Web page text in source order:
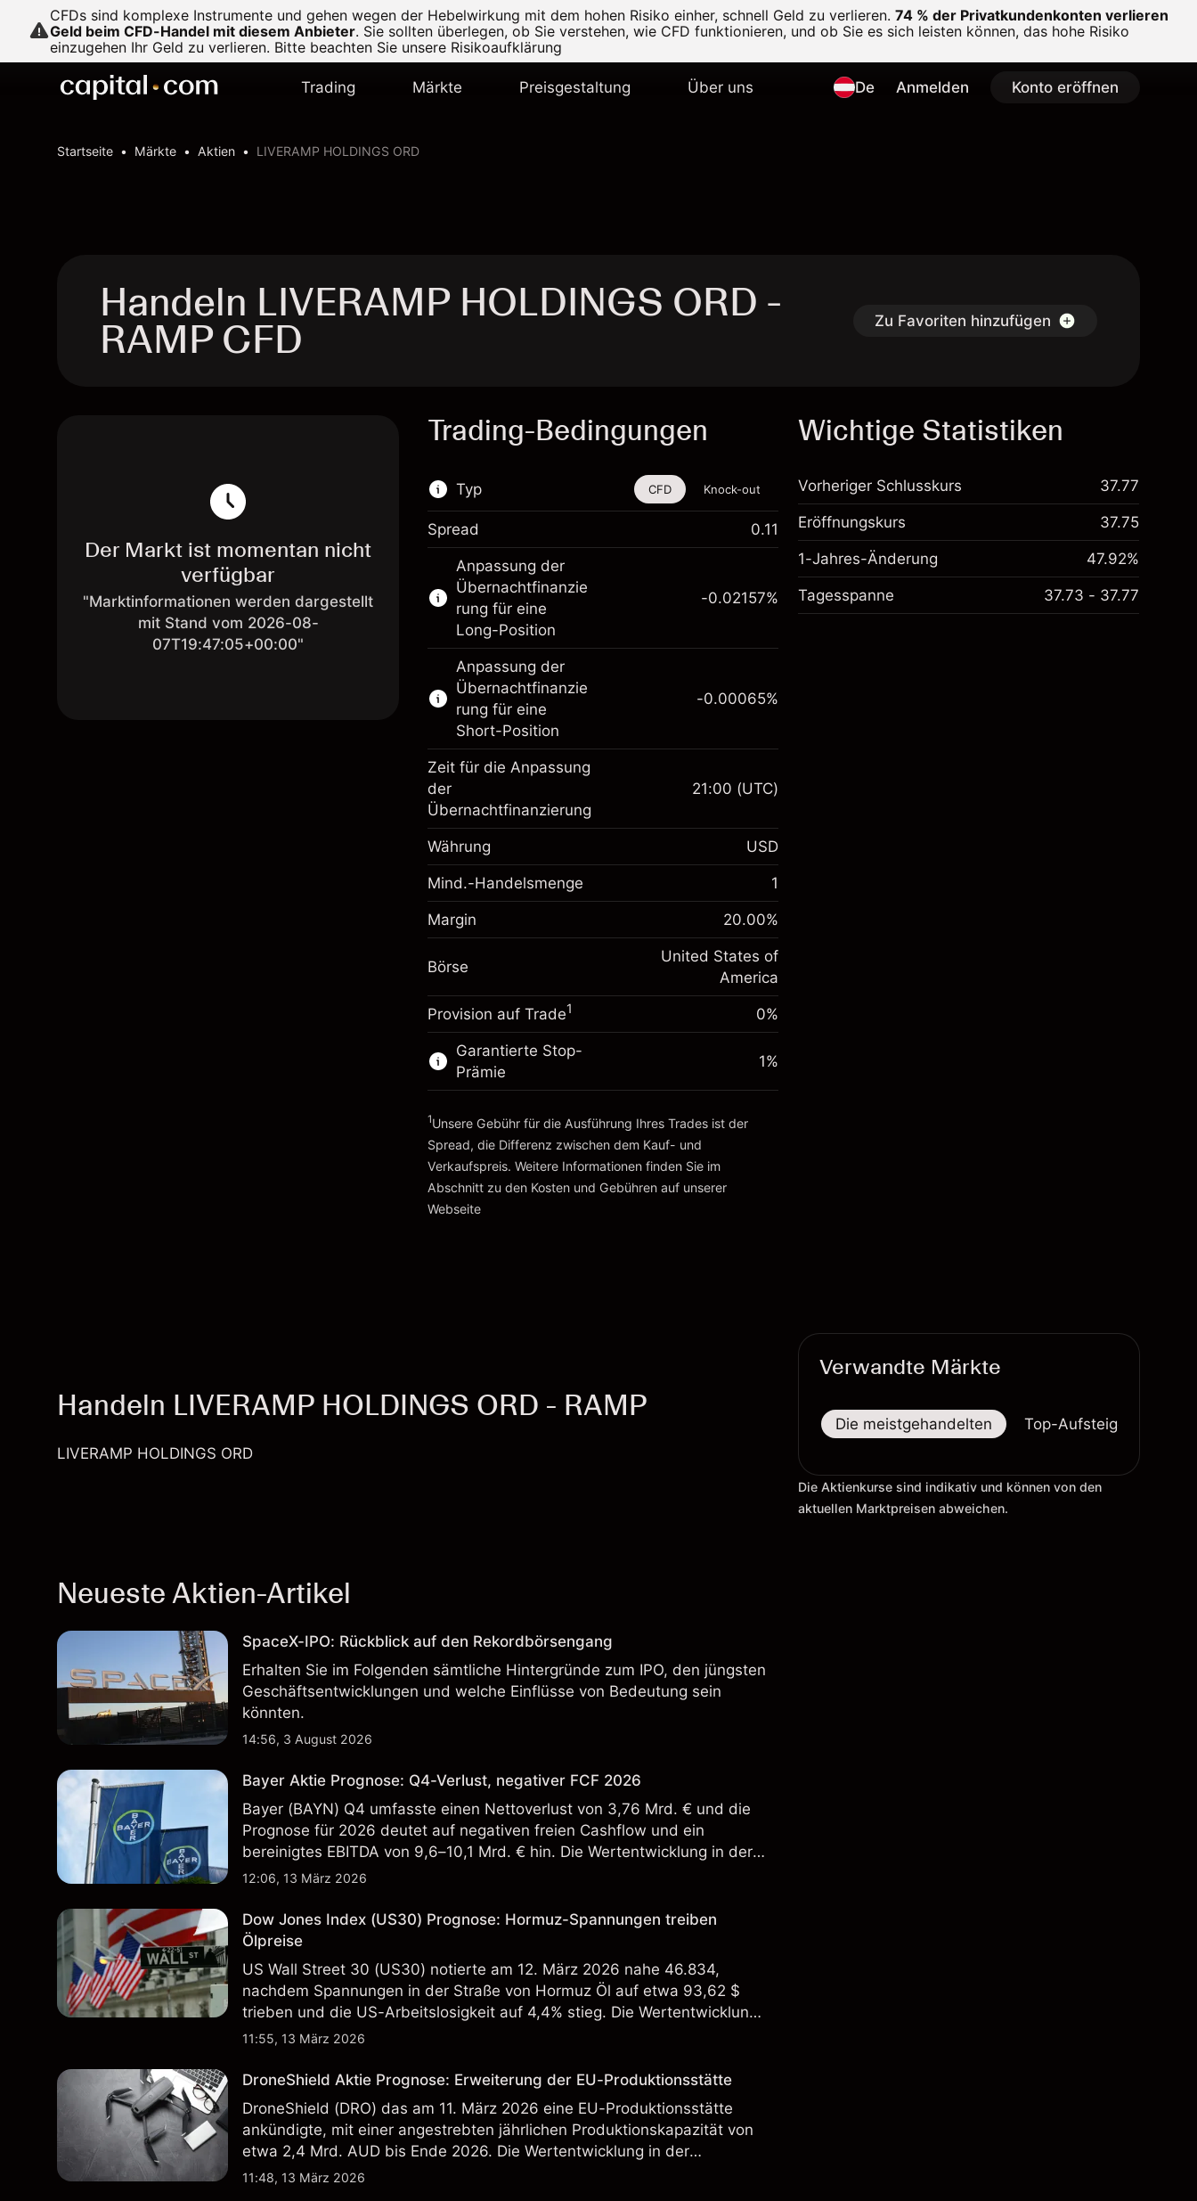
CFDs sind komplexe Instrumente und gehen wegen der Hebelwirkung mit dem hohen Risiko einher, schnell Geld zu verlieren. 74 % der Privatkundenkonten verlieren
Geld beim CFD-Handel mit diesem Anbieter. Sie sollten überlegen, ob Sie verstehen, wie CFD funktionieren, und ob Sie es sich leisten können, das hohe Risiko
einzugehen Ihr Geld zu verlieren. Bitte beachten Sie unsere Risikoaufklärung
Trading Märkte Preisgestaltung Über uns De Anmelden Konto eröffnen
Startseite Märkte Aktien LIVERAMP HOLDINGS ORD
Handeln LIVERAMP HOLDINGS ORD -
RAMP CFD Zu Favoriten hinzufügen
Der Markt ist momentan nicht
verfügbar
"Marktinformationen werden dargestellt
mit Stand vom 2026-08-
07T19:47:05+00:00"
Trading-Bedingungen
Typ
Dieses Finanzinstrument steht für das Traden
über CFDs und Knock-outs zur Verfügung.
Erfahren Sie mehr über:
CFDs
Knock-outs
CFD Knock-out
Spread 0.11
Anpassung der
Übernachtfinanzie
rung für eine
Long-Position
Margin. Ihre Investition
Anpassung der
Übernachtfinanzierung
Gebühren aus fremdfinanzierten
Positionswert
-0.021568
(-$1.08)
Positionsgröße mit Hebelwirkung ~
$5,000.00
$4,000.00
Zur Plattform
-0.02157%
Anpassung der
Übernachtfinanzie
rung für eine
Short-Position
Margin. Ihre Investition
$1,000.00
Anpassung der
Positionswert
-0.000654
%
Positionsgröße mit Hebelwirkung ~$5,000.00
Geld aus Hebelwirkung ~
-0.00065%
Zeit für die Anpassung
der
Übernachtfinanzierung
21:00 (UTC)
Währung USD
Mind.-Handelsmenge 1
Margin 20.00%
Börse
United States of
America
Provision auf Trade1 0%
Garantierte Stop-
Prämie
Kosten und Gebühren
1%
1Unsere Gebühr für die Ausführung Ihres Trades ist der
Spread, die Differenz zwischen dem Kauf- und
Verkaufspreis. Weitere Informationen finden Sie im
Abschnitt zu den Kosten und Gebühren auf unserer
Webseite
Wichtige Statistiken
Vorheriger Schlusskurs 37.77
Eröffnungskurs 37.75
1-Jahres-Änderung 47.92%
Tagesspanne 37.73 - 37.77
Handeln LIVERAMP HOLDINGS ORD - RAMP
LIVERAMP HOLDINGS ORD
Neueste Aktien-Artikel
SpaceX-IPO: Rückblick auf den Rekordbörsengang
Erhalten Sie im Folgenden sämtliche Hintergründe zum IPO, den jüngsten
Geschäftsentwicklungen und welche Einflüsse von Bedeutung sein
könnten.
14:56, 3 August 2026
Bayer Aktie Prognose: Q4-Verlust, negativer FCF 2026
Bayer (BAYN) Q4 umfasste einen Nettoverlust von 3,76 Mrd. € und die
Prognose für 2026 deutet auf negativen freien Cashflow und ein
bereinigtes EBITDA von 9,6–10,1 Mrd. € hin. Die Wertentwicklung in der
Vergangenheit ist kein verlässlicher Indikator für zukünftige Ergebnisse.
12:06, 13 März 2026
Dow Jones Index (US30) Prognose: Hormuz-Spannungen treiben
Ölpreise
US Wall Street 30 (US30) notierte am 12. März 2026 nahe 46.834,
nachdem Spannungen in der Straße von Hormuz Öl auf etwa 93,62 $
trieben und die US-Arbeitslosigkeit auf 4,4% stieg. Die Wertentwicklung
in der Vergangenheit ist kein verlässlicher Indikator für zukünftige
11:55, 13 März 2026
DroneShield Aktie Prognose: Erweiterung der EU-Produktionsstätte
DroneShield (DRO) das am 11. März 2026 eine EU-Produktionsstätte
ankündigte, mit einer angestrebten jährlichen Produktionskapazität von
etwa 2,4 Mrd. AUD bis Ende 2026. Die Wertentwicklung in der
Vergangenheit ist kein verlässlicher Indikator für zukünftige Ergebnisse.
11:48, 13 März 2026
Verwandte Märkte
Die meistgehandelten Top-Aufsteiger
Die Aktienkurse sind indikativ und können von den
aktuellen Marktpreisen abweichen.